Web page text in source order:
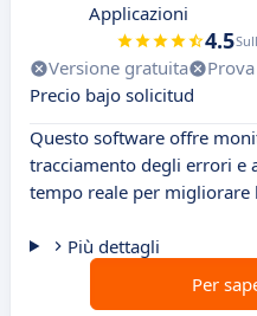
Applicazioni
4.5
Versione gratuita
Precio bajo solicitud
Questo software offre
tracciamento degli errori e
tempo reale per migliorare
Più dettagli
Per